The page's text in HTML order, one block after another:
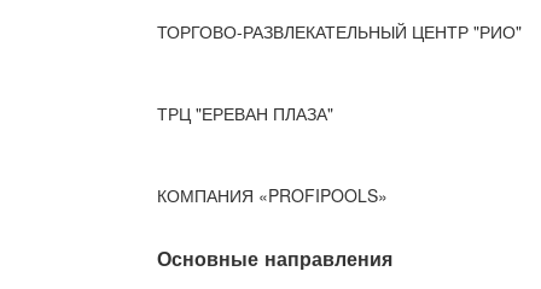
ТОРГОВО-РАЗВЛЕКАТЕЛЬНЫЙ ЦЕНТР "РИО"
ТРЦ "ЕРЕВАН ПЛАЗА"
КОМПАНИЯ «PROFIPOOLS»
Основные направления